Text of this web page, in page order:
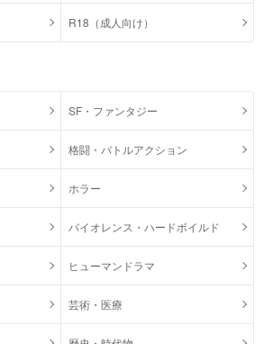
R18（成人向け）
SF・ファンタジー
格闘・バトルアクション
ホラー
バイオレンス・ハードボイルド
ヒューマンドラマ
芸術・医療